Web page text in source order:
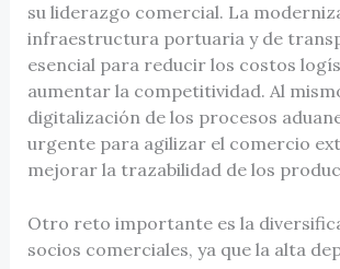
su liderazgo comercial. La
infraestructura portuaria y de
esencial para reducir los costos
aumentar la competitividad. Al
digitalización de los procesos
urgente para agilizar el comercio
mejorar la trazabilidad de los
Otro reto importante es la
socios comerciales, ya que la alta